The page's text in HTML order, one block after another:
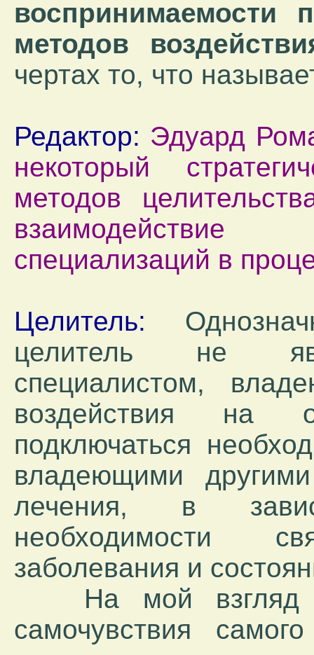
воспринимаемости
методов
чертах то, что
Редактор: Эдуард
некоторый
методов
взаимодействие
специализаций в
Целитель:
целитель не
специалистом,
воздействия на
подключаться
владеющими
лечения, в
необходимости
заболевания и
На мой взгляд
самочувствия